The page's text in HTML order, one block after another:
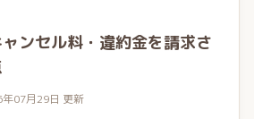
ンセル料・違約金を請求さ
07月29日 更新